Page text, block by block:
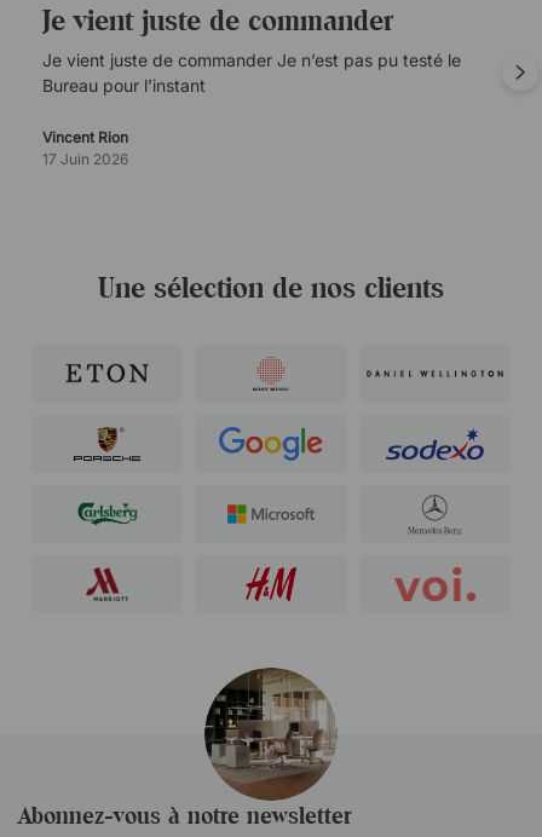
Je vient juste de commander
Je vient juste de commander Je n’est pas pu testé le
Bureau pour l’instant
Vincent Rion
17 Juin 2026
Une sélection de nos clients
Abonnez-vous à notre newsletter